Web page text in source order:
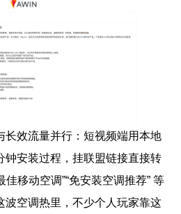
长效流量并行：短视频端用本地
钟安装过程，挂联盟链接直接转
移动空调”“免安装空调推荐” 等
波空调热里，不少个人玩家靠这